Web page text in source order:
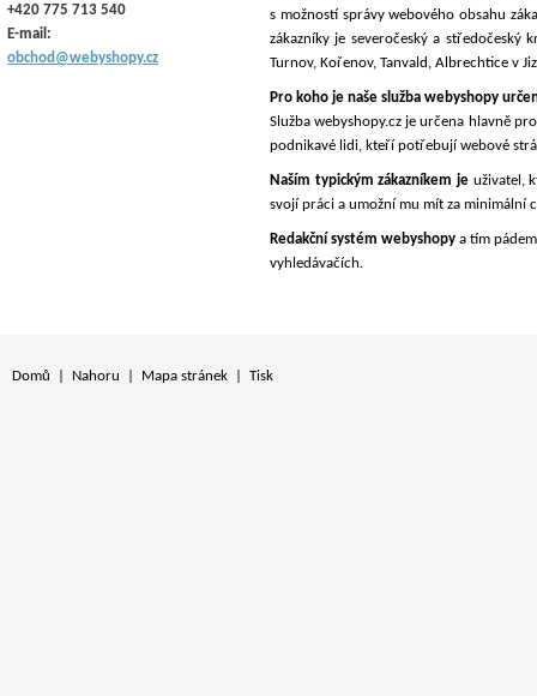
s možností správy webového obsahu
zákazníky je severočeský a středočeský
Turnov, Kořenov, Tanvald, Albrechtice v
Pro koho je naše služba webyshopy
Služba webyshopy.cz je určena hlavně
podnikavé lidi, kteří potřebují webové
Naším typickým zákazníkem jeuživatel,
svojí práci a umožní mu mít za minimální
Redakční systém webyshopy a tím
vyhledávačích.
+420 775 713 540
E-mail:
obchod@webyshopy.cz
Domů Nahoru Mapa stránek Tisk